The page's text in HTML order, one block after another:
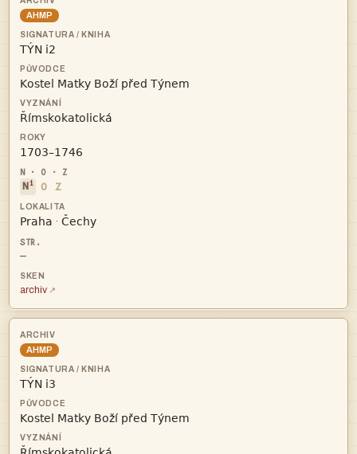
AHMP




Ni O Z
 · 
—
archiv
AHMP

